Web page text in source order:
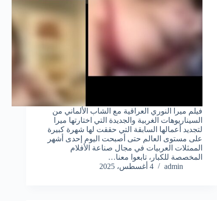
فيلم ميرا النوري العراقية مع الشاب الألماني من
السيناريوهات الغربية والجديدة التي اختارتها ميرا
لتجديد أعمالها السابقة التي حققت لها شهرة كبيرة
على مستوى العالم حتى أصبحت اليوم إحدى أشهر
الممثلات العربيات في مجال صناعة الأفلام
المخصصة للكبار، تابعوا معنا…
admin
4 أغسطس، 2025